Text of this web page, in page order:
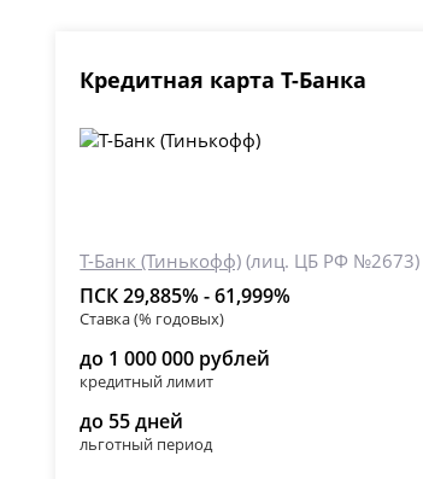
Кредитная карта Т-Банка
Т-Банк (Тинькофф) (лиц. ЦБ РФ №2673)
ПСК 29,885% - 61,999%
Ставка (% годовых)
до 1 000 000 рублей
кредитный лимит
до 55 дней
льготный период